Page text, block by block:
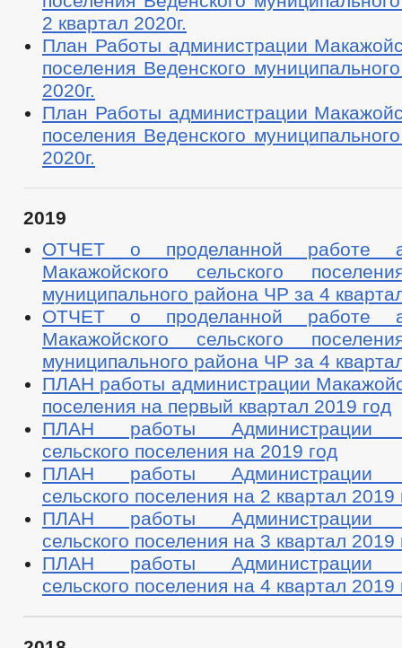
2 квартал 2020г.
План Работы администрации
поселения Веденского
2020г.
План Работы администрации
поселения Веденского
2020г.
2019
ОТЧЕТ о проделанной работе
Макажойского сельского
муниципального района ЧР за 4
ОТЧЕТ о проделанной работе
Макажойского сельского
муниципального района ЧР за 4
ПЛАН работы администрации
поселения на первый квартал 2019 год
ПЛАН работы Администрации
сельского поселения на 2019 год
ПЛАН работы Администрации
сельского поселения на 2 квартал 2019
ПЛАН работы Администрации
сельского поселения на 3 квартал 2019
ПЛАН работы Администрации
сельского поселения на 4 квартал 2019